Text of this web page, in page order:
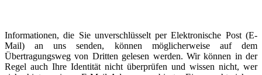
Informationen, die Sie unverschlüsselt per Elektronische Post (E-
Mail) an uns senden, können möglicherweise auf dem
Übertragungsweg von Dritten gelesen werden. Wir können in der
Regel auch Ihre Identität nicht überprüfen und wissen nicht, wer